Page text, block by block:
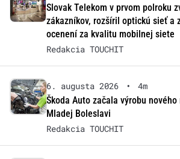
Slovak Telekom v prvom polroku
zákazníkov, rozšíril optickú sieť a
ocenení za kvalitu mobilnej siete
Redakcia TOUCHIT
6. augusta 2026 •
4m
Škoda Auto začala výrobu
Mladej Boleslavi
Redakcia TOUCHIT